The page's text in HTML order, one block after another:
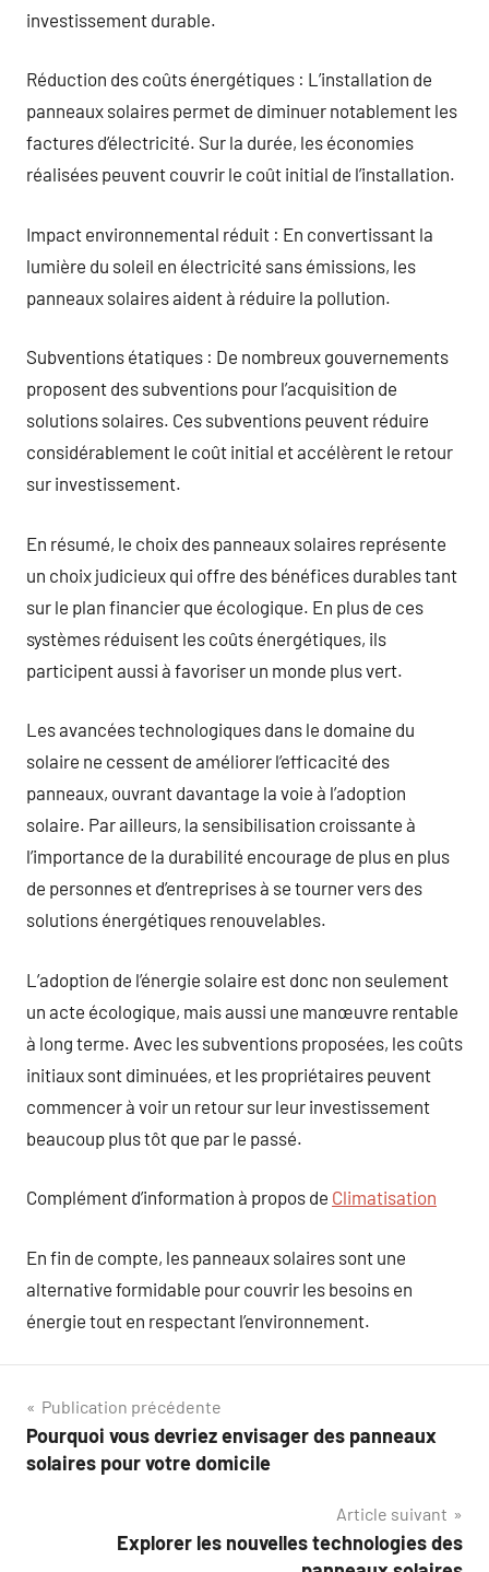
investissement durable.
Réduction des coûts énergétiques : L’installation de
panneaux solaires permet de diminuer notablement les
factures d’électricité. Sur la durée, les économies
réalisées peuvent couvrir le coût initial de l’installation.
Impact environnemental réduit : En convertissant la
lumière du soleil en électricité sans émissions, les
panneaux solaires aident à réduire la pollution.
Subventions étatiques : De nombreux gouvernements
proposent des subventions pour l’acquisition de
solutions solaires. Ces subventions peuvent réduire
considérablement le coût initial et accélèrent le retour
sur investissement.
En résumé, le choix des panneaux solaires représente
un choix judicieux qui offre des bénéfices durables tant
sur le plan financier que écologique. En plus de ces
systèmes réduisent les coûts énergétiques, ils
participent aussi à favoriser un monde plus vert.
Les avancées technologiques dans le domaine du
solaire ne cessent de améliorer l’efficacité des
panneaux, ouvrant davantage la voie à l’adoption
solaire. Par ailleurs, la sensibilisation croissante à
l’importance de la durabilité encourage de plus en plus
de personnes et d’entreprises à se tourner vers des
solutions énergétiques renouvelables.
L’adoption de l’énergie solaire est donc non seulement
un acte écologique, mais aussi une manœuvre rentable
à long terme. Avec les subventions proposées, les coûts
initiaux sont diminuées, et les propriétaires peuvent
commencer à voir un retour sur leur investissement
beaucoup plus tôt que par le passé.
Complément d’information à propos de Climatisation
En fin de compte, les panneaux solaires sont une
alternative formidable pour couvrir les besoins en
énergie tout en respectant l’environnement.
Navigation
de
Publication précédente
Pourquoi vous devriez envisager des panneaux
solaires pour votre domicile
Article suivant
Explorer les nouvelles technologies des